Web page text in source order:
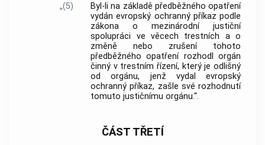
„(5)
Byl-li na základě předběžného opatření
vydán evropský ochranný příkaz podle
zákona o mezinárodní justiční
spolupráci ve věcech trestních a o
změně nebo zrušení tohoto
předběžného opatření rozhodl orgán
činný v trestním řízení, který je odlišný
od orgánu, jenž vydal evropský
ochranný příkaz, zašle své rozhodnutí
tomuto justičnímu orgánu.“.
ČÁST TŘETÍ